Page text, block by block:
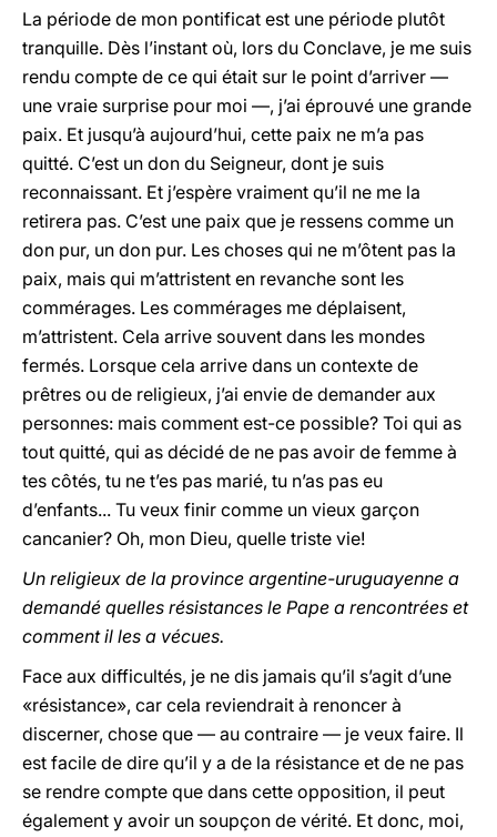
La période de mon pontificat est une période plutôt
tranquille. Dès l’instant où, lors du Conclave, je me suis
rendu compte de ce qui était sur le point d’arriver —
une vraie surprise pour moi —, j’ai éprouvé une grande
paix. Et jusqu’à aujourd’hui, cette paix ne m’a pas
quitté. C’est un don du Seigneur, dont je suis
reconnaissant. Et j’espère vraiment qu’il ne me la
retirera pas. C’est une paix que je ressens comme un
don pur, un don pur. Les choses qui ne m’ôtent pas la
paix, mais qui m’attristent en revanche sont les
commérages. Les commérages me déplaisent,
m’attristent. Cela arrive souvent dans les mondes
fermés. Lorsque cela arrive dans un contexte de
prêtres ou de religieux, j’ai envie de demander aux
personnes: mais comment est-ce possible? Toi qui as
tout quitté, qui as décidé de ne pas avoir de femme à
tes côtés, tu ne t’es pas marié, tu n’as pas eu
d’enfants... Tu veux finir comme un vieux garçon
cancanier? Oh, mon Dieu, quelle triste vie!
Un religieux de la province argentine-uruguayenne a
demandé quelles résistances le Pape a rencontrées et
comment il les a vécues.
Face aux difficultés, je ne dis jamais qu’il s’agit d’une
«résistance», car cela reviendrait à renoncer à
discerner, chose que — au contraire — je veux faire. Il
est facile de dire qu’il y a de la résistance et de ne pas
se rendre compte que dans cette opposition, il peut
également y avoir un soupçon de vérité. Et donc, moi,